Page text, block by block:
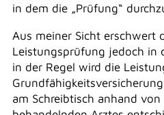
in dem die „Prüfung“
Aus meiner Sicht erschwert
Leistungsprüfung jedoch in
in der Regel wird die
am Schreibtisch anhand